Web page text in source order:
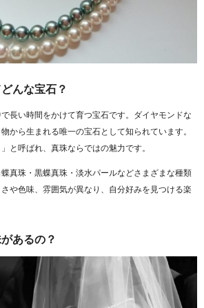
んな宝石？
長い時間をかけて育つ宝石です。ダイヤモンドな
から生まれる唯一の宝石として知られています。
と呼ばれ、真珠ならではの魅力です。
真珠・黒蝶真珠・淡水パールなどさまざまな種類
や色味、雰囲気が異なり、自分好みを見つける楽
あるの？